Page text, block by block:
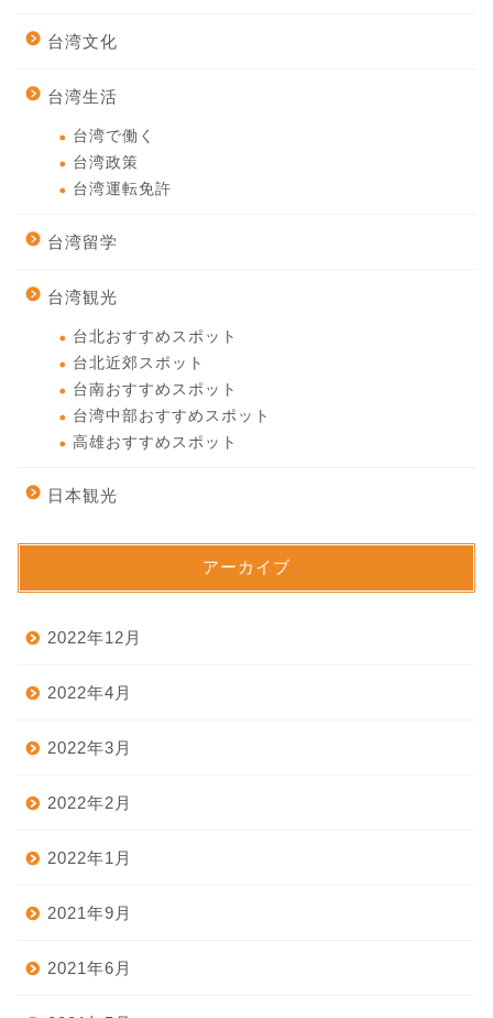
台湾文化
台湾生活
台湾で働く
台湾政策
台湾運転免許
台湾留学
台湾観光
台北おすすめスポット
台北近郊スポット
台南おすすめスポット
台湾中部おすすめスポット
高雄おすすめスポット
日本観光
アーカイブ
2022年12月
2022年4月
2022年3月
2022年2月
2022年1月
2021年9月
2021年6月